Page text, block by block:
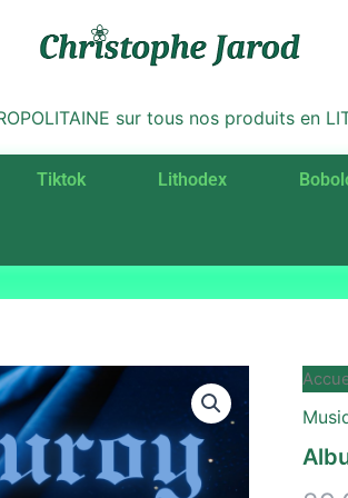
sur tous nos produits en
Tiktok Lithodex
de
Album
Duroy